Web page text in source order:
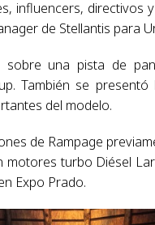
influencers, directivos
de Stellantis para
una pista de
También se
del modelo.
de Rampage
turbo Diésel
Expo Prado.